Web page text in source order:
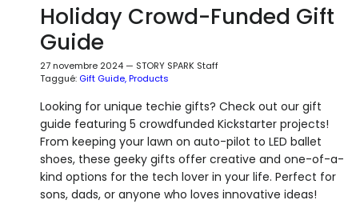
Holiday Crowd-Funded Gift
Guide
27 novembre 2024— STORY SPARK Staff
Taggué: Gift Guide Products
Looking for unique techie gifts? Check out our gift
guide featuring 5 crowdfunded Kickstarter projects!
From keeping your lawn on auto-pilot to LED ballet
shoes, these geeky gifts offer creative and one-of-a-
kind options for the tech lover in your life. Perfect for
sons, dads, or anyone who loves innovative ideas!